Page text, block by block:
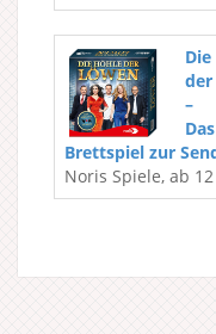
der
–
Das
Brettspiel zur
Noris Spiele, ab